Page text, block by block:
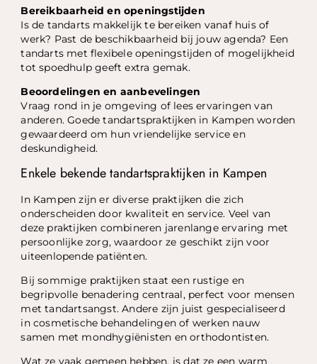
Bereikbaarheid en openingstijden
Is de tandarts makkelijk te bereiken vanaf huis of
werk? Past de beschikbaarheid bij jouw agenda? Een
tandarts met flexibele openingstijden of mogelijkheid
tot spoedhulp geeft extra gemak.
Beoordelingen en aanbevelingen
Vraag rond in je omgeving of lees ervaringen van
anderen. Goede tandartspraktijken in Kampen worden
gewaardeerd om hun vriendelijke service en
deskundigheid.
Enkele bekende tandartspraktijken in Kampen
In Kampen zijn er diverse praktijken die zich
onderscheiden door kwaliteit en service. Veel van
deze praktijken combineren jarenlange ervaring met
persoonlijke zorg, waardoor ze geschikt zijn voor
uiteenlopende patiënten.
Bij sommige praktijken staat een rustige en
begripvolle benadering centraal, perfect voor mensen
met tandartsangst. Andere zijn juist gespecialiseerd
in cosmetische behandelingen of werken nauw
samen met mondhygiënisten en orthodontisten.
Wat ze vaak gemeen hebben, is dat ze een warm